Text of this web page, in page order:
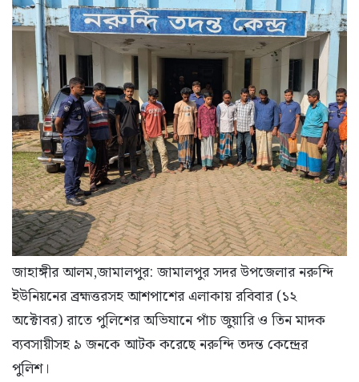
জাহাঙ্গীর আলম,জামালপুর: জামালপুর সদর উপজেলার নরুন্দি
ইউনিয়নের ব্রহ্মত্তরসহ আশপাশের এলাকায় রবিবার (১২
অক্টোবর) রাতে পুলিশের অভিযানে পাঁচ জুয়ারি ও তিন মাদক
ব্যবসায়ীসহ ৯ জনকে আটক করেছে নরুন্দি তদন্ত কেন্দ্রের
পুলিশ।